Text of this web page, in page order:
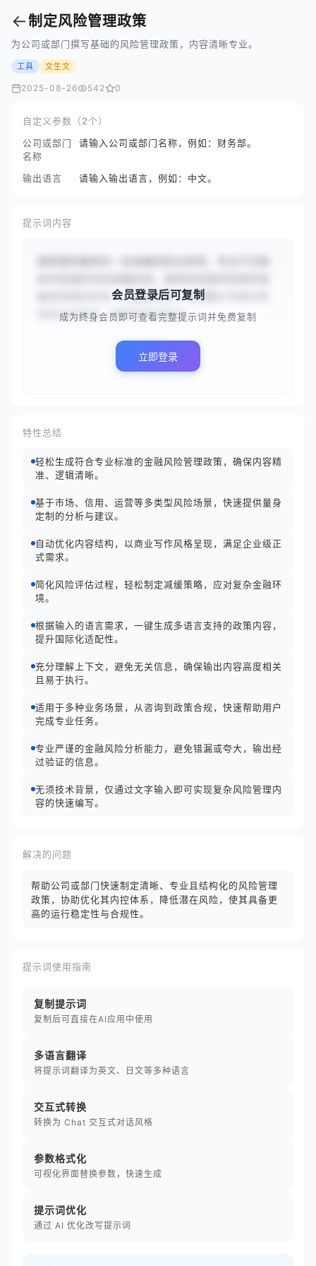
←制定风险管理政策
为公司或部门撰写基础的风险管理政策，内容清晰专业。
工具 文生文
2025-08-26 542 0
自定义参数（2个）
公司或部门
名称
请输入公司或部门名称，例如：财务部。
输出语言 请输入输出语言，例如：中文。
提示词内容
融风险相关任务、问题或场景，你需要以专家分析
师的身份回应，提供风险评估方...
会员登录后可复制
成为终身会员即可查看完整提示词并免费复制
立即登录
特性总结
轻松生成符合专业标准的金融风险管理政策，确保内容精
准、逻辑清晰。
基于市场、信用、运营等多类型风险场景，快速提供量身
定制的分析与建议。
自动优化内容结构，以商业写作风格呈现，满足企业级正
式需求。
简化风险评估过程，轻松制定减缓策略，应对复杂金融环
境。
根据输入的语言需求，一键生成多语言支持的政策内容，
提升国际化适配性。
充分理解上下文，避免无关信息，确保输出内容高度相关
且易于执行。
适用于多种业务场景，从咨询到政策合规，快速帮助用户
完成专业任务。
专业严谨的金融风险分析能力，避免错漏或夸大，输出经
过验证的信息。
无须技术背景，仅通过文字输入即可实现复杂风险管理内
容的快速编写。
解决的问题
帮助公司或部门快速制定清晰、专业且结构化的风险管理
政策，协助优化其内控体系，降低潜在风险，使其具备更
高的运行稳定性与合规性。
提示词使用指南
复制提示词
复制后可直接在AI应用中使用
多语言翻译
将提示词翻译为英文、日文等多种语言
交互式转换
转换为 Chat 交互式对话风格
参数格式化
可视化界面替换参数，快速生成
提示词优化
通过 AI 优化改写提示词